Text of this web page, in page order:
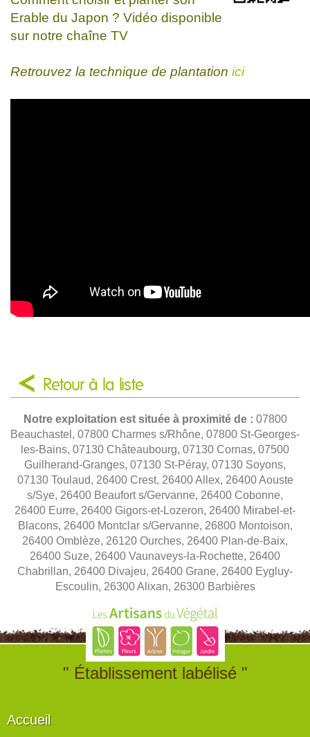
Erable du Japon ? Vidéo disponible
sur notre chaîne TV
Retrouvez la technique de plantation ici
Retour à la liste
Notre exploitation est située à proximité de : 07800
Beauchastel, 07800 Charmes s/Rhône, 07800 St-Georges-
les-Bains, 07130 Châteaubourg, 07130 Cornas, 07500
Guilherand-Granges, 07130 St-Péray, 07130 Soyons,
07130 Toulaud, 26400 Crest, 26400 Allex, 26400 Aouste
s/Sye, 26400 Beaufort s/Gervanne, 26400 Cobonne,
26400 Eurre, 26400 Gigors-et-Lozeron, 26400 Mirabel-et-
Blacons, 26400 Montclar s/Gervanne, 26800 Montoison,
26400 Omblèze, 26120 Ourches, 26400 Plan-de-Baix,
26400 Suze, 26400 Vaunaveys-la-Rochette, 26400
Chabrillan, 26400 Divajeu, 26400 Grane, 26400 Eygluy-
Escoulin, 26300 Alixan, 26300 Barbières
" Établissement labélisé "
Accueil